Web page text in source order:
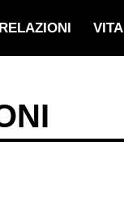
RELAZIONI VITA